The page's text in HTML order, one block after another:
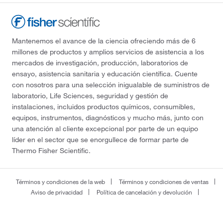
Mantenemos el avance de la ciencia ofreciendo más de 6
millones de productos y amplios servicios de asistencia a los
mercados de investigación, producción, laboratorios de
ensayo, asistencia sanitaria y educación científica. Cuente
con nosotros para una selección inigualable de suministros de
laboratorio, Life Sciences, seguridad y gestión de
instalaciones, incluidos productos químicos, consumibles,
equipos, instrumentos, diagnósticos y mucho más, junto con
una atención al cliente excepcional por parte de un equipo
líder en el sector que se enorgullece de formar parte de
Thermo Fisher Scientific.
Términos y condiciones de la web
Términos y condiciones de ventas
Aviso de privacidad
Política de cancelación y devolución